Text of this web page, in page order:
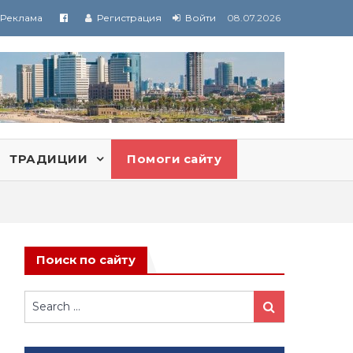
Реклама Регистрация Войти 08.07.2026
ТРАДИЦИИ Помоги сайту
Поиск по сайту
Search
for:
Search